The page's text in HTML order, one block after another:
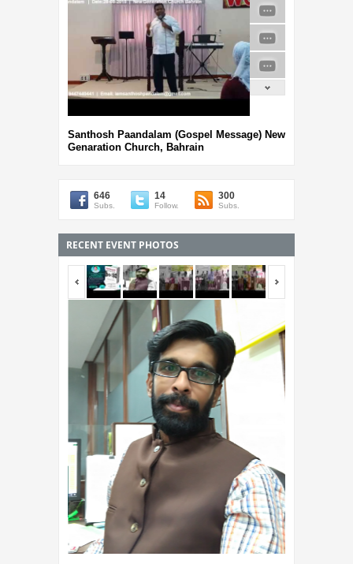
Santhosh Paandalam (Gospel Message) New
Genaration Church, Bahrain
646
Subs.
14
Follow.
300
Subs.
RECENT EVENT PHOTOS
<span></span>